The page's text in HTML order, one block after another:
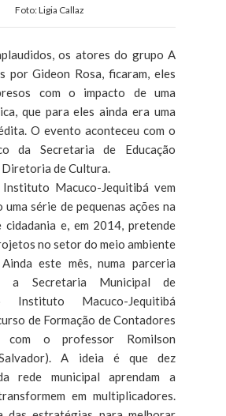
Foto: Ligia Callaz
os atores do grupo A
por Gideon Rosa, ficaram, eles
com o impacto de uma
que para eles ainda era uma
O evento aconteceu com o
da Secretaria de Educação
Diretoria de Cultura.
Macuco-Jequitibá vem
uma série de pequenas ações na
e, em 2014, pretende
no setor do meio ambiente
este mês, numa parceria
a Secretaria Municipal de
Instituto Macuco-Jequitibá
de Formação de Contadores
com o professor Romilson
A ideia é que dez
rede municipal aprendam a
em multiplicadores.